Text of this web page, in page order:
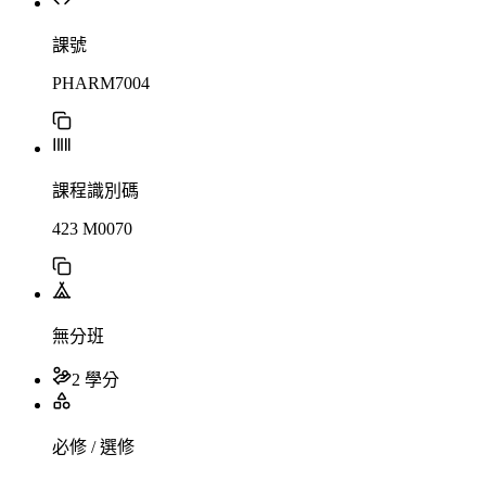
課號
PHARM7004
課程識別碼
423 M0070
無分班
2 學分
必修 / 選修